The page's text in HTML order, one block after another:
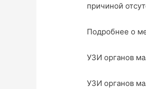
причиной
Подробнее о
УЗИ органов
УЗИ органов